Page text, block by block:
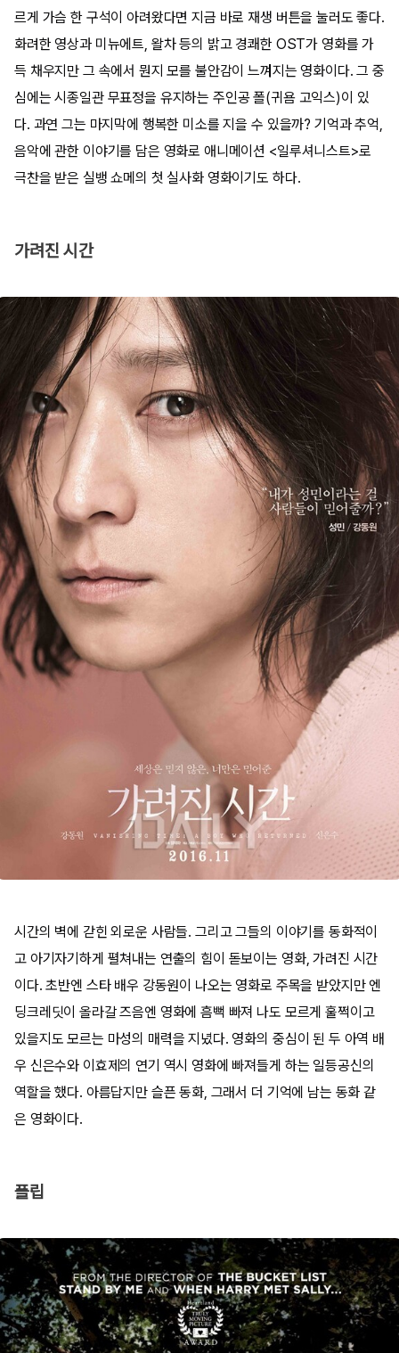
르게 가슴 한 구석이 아려왔다면 지금 바로 재생 버튼을 눌러도 좋다.
화려한 영상과 미뉴에트, 왈차 등의 밝고 경쾌한 OST가 영화를 가
득 채우지만 그 속에서 뭔지 모를 불안감이 느껴지는 영화이다. 그 중
심에는 시종일관 무표정을 유지하는 주인공 폴(귀욤 고익스)이 있
다. 과연 그는 마지막에 행복한 미소를 지을 수 있을까? 기억과 추억,
음악에 관한 이야기를 담은 영화로 애니메이션 <일루셔니스트>로
극찬을 받은 실뱅 쇼메의 첫 실사화 영화이기도 하다.
가려진 시간
시간의 벽에 갇힌 외로운 사람들. 그리고 그들의 이야기를 동화적이
고 아기자기하게 펼쳐내는 연출의 힘이 돋보이는 영화, 가려진 시간
이다. 초반엔 스타 배우 강동원이 나오는 영화로 주목을 받았지만 엔
딩크레딧이 올라갈 즈음엔 영화에 흠뻑 빠져 나도 모르게 훌쩍이고
있을지도 모르는 마성의 매력을 지녔다. 영화의 중심이 된 두 아역 배
우 신은수와 이효제의 연기 역시 영화에 빠져들게 하는 일등공신의
역할을 했다. 아름답지만 슬픈 동화, 그래서 더 기억에 남는 동화 같
은 영화이다.
플립